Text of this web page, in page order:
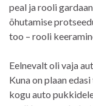
peal ja rooli
õhutamise
too – rooli
Eelnevalt oli vaja
Kuna on plaan
kogu auto